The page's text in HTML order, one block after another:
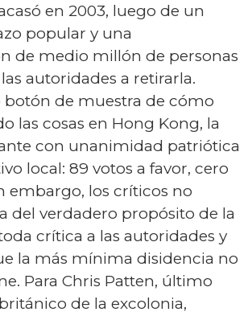
en 2003, luego de un
popular y una
de medio millón de personas
autoridades a retirarla.
botón de muestra de cómo
las cosas en Hong Kong, la
con unanimidad patriótica
local: 89 votos a favor, cero
embargo, los críticos no
del verdadero propósito de la
crítica a las autoridades y
la más mínima disidencia no
Para Chris Patten, último
de la excolonia,